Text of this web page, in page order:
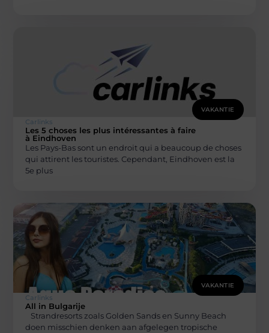
VAKANTIE
Carlinks
Les 5 choses les plus intéressantes à faire
à Eindhoven
Les Pays-Bas sont un endroit qui a beaucoup de choses
qui attirent les touristes. Cependant, Eindhoven est la
5e plus
VAKANTIE
Carlinks
All in Bulgarije
Strandresorts zoals Golden Sands en Sunny Beach
doen misschien denken aan afgelegen tropische